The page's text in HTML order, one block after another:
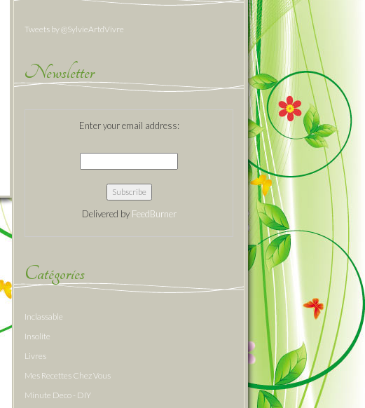
Tweets by @SylvieArtdVivre
Newsletter
Enter your email address:
Delivered by FeedBurner
Catégories
Inclassable
Insolite
Livres
Mes Recettes Chez Vous
Minute Deco - DIY